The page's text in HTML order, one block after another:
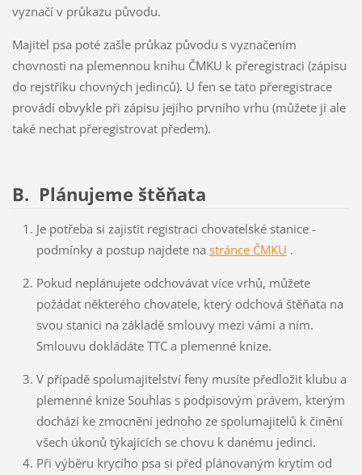
vyznačí v průkazu původu.
Majitel psa poté zašle průkaz původu s vyznačením
chovnosti na plemennou knihu ČMKU k přeregistraci (zápisu
do rejstříku chovných jedinců). U fen se tato přeregistrace
provádí obvykle při zápisu jejího prvního vrhu (můžete ji ale
také nechat přeregistrovat předem).
B. Plánujeme štěňata
Je potřeba si zajistit registraci chovatelské stanice -
podmínky a postup najdete na stránce ČMKU .
Pokud neplánujete odchovávat více vrhů, můžete
požádat některého chovatele, který odchová štěňata na
svou stanici na základě smlouvy mezi vámi a ním.
Smlouvu dokládáte TTC a plemenné knize.
V případě spolumajitelství feny musíte předložit klubu a
plemenné knize Souhlas s podpisovým právem, kterým
dochází ke zmocnění jednoho ze spolumajitelů k činění
všech úkonů týkajících se chovu k danému jedinci.
Při výběru krycího psa si před plánovaným krytím od